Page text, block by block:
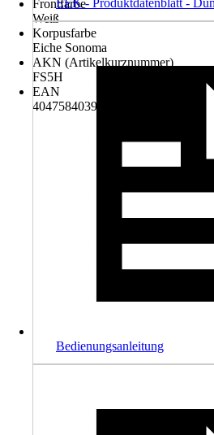
Frontfarbe
Weiß
Korpusfarbe
Eiche Sonoma
AKN (Artikelkurznummer)
FS5H
EAN
4047584039060
EEK - Produktdatenblatt -
Bedienungsanleitung